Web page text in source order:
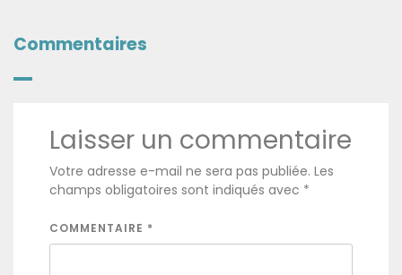
Commentaires
Laisser un commentaire
Votre adresse e-mail ne sera pas publiée. Les
champs obligatoires sont indiqués avec *
COMMENTAIRE *